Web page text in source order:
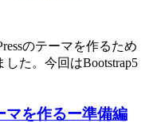
のテーマを作るため
た。今回はBootstrap5
マを作るー準備編